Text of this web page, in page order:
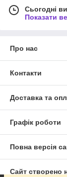
Сьогодні
Показати
Про нас
Контакти
Доставка та
Графік роботи
Повна версія
Сайт створено